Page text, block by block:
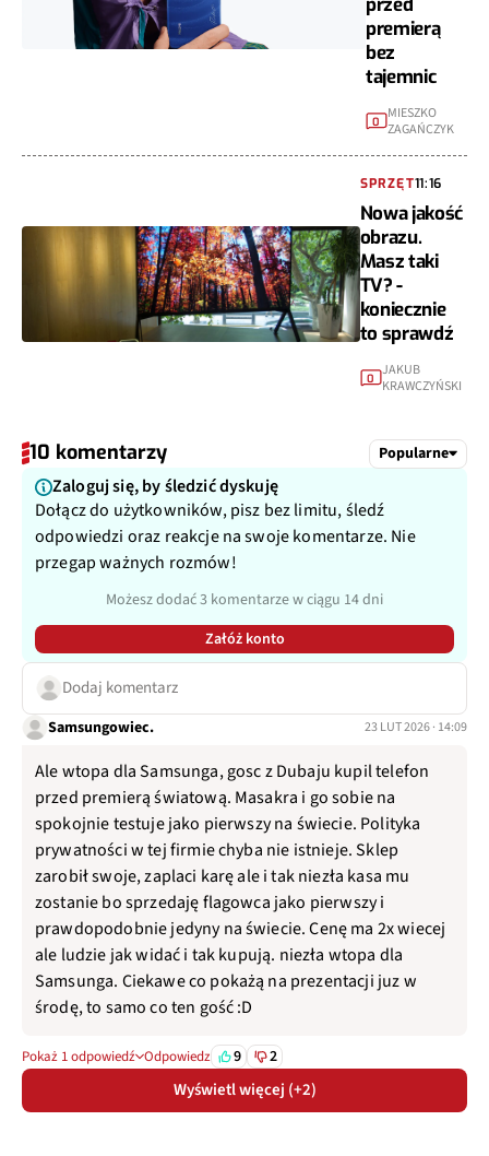
przed
premierą
bez
tajemnic
0
MIESZKO
ZAGAŃCZYK
SPRZĘT11:16
Nowa jakość
obrazu.
Masz taki
TV? -
koniecznie
to sprawdź
0 JAKUB
KRAWCZYŃSKI
10 komentarzy Popularne
Zaloguj się, by śledzić dyskuję
Dołącz do użytkowników, pisz bez limitu, śledź
odpowiedzi oraz reakcje na swoje komentarze. Nie
przegap ważnych rozmów!
Możesz dodać 3 komentarze w ciągu 14 dni
Załóż konto
Dodaj komentarz
Samsungowiec. 23 LUT 2026 · 14:09
Ale wtopa dla Samsunga, gosc z Dubaju kupil telefon
przed premierą światową. Masakra i go sobie na
spokojnie testuje jako pierwszy na świecie. Polityka
prywatności w tej firmie chyba nie istnieje. Sklep
zarobił swoje, zaplaci karę ale i tak niezła kasa mu
zostanie bo sprzedaję flagowca jako pierwszy i
prawdopodobnie jedyny na świecie. Cenę ma 2x wiecej
ale ludzie jak widać i tak kupują. niezła wtopa dla
Samsunga. Ciekawe co pokażą na prezentacji juz w
środę, to samo co ten gość :D
Pokaż 1 odpowiedź Odpowiedz 9 2
Wyświetl więcej (+2)